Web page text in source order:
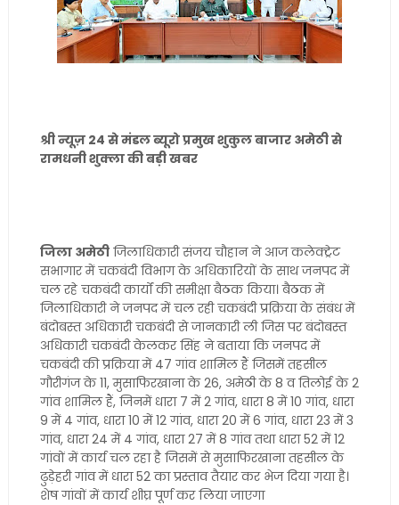
श्री न्यूज़ 24 से मंडल ब्यूरो प्रमुख शुकुल बाजार अमेठी से
रामधनी शुक्ला की बड़ी खबर
जिला अमेठीजिलाधिकारी संजय चौहान ने आज कलेक्ट्रेट
सभागार में चकबंदी विभाग के अधिकारियों के साथ जनपद में
चल रहे चकबंदी कार्यों की समीक्षा बैठक किया। बैठक में
जिलाधिकारी ने जनपद में चल रही चकबंदी प्रक्रिया के संबंध में
बंदोबस्त अधिकारी चकबंदी से जानकारी ली जिस पर बंदोबस्त
अधिकारी चकबंदी केलकर सिंह ने बताया कि जनपद में
चकबंदी की प्रक्रिया में 47 गांव शामिल हैं जिसमें तहसील
गौरीगंज के 11, मुसाफिरखाना के 26, अमेठी के 8 व तिलोई के 2
गांव शामिल हैं, जिनमें धारा 7 में 2 गांव, धारा 8 में 10 गांव, धारा
9 में 4 गांव, धारा 10 में 12 गांव, धारा 20 में 6 गांव, धारा 23 में 3
गांव, धारा 24 में 4 गांव, धारा 27 में 8 गांव तथा धारा 52 में 12
गांवों में कार्य चल रहा है जिसमें से मुसाफिरखाना तहसील के
ढुड़ेहरी गांव में धारा 52 का प्रस्ताव तैयार कर भेज दिया गया है।
शेष गांवों में कार्य शीघ्र पूर्ण कर लिया जाएगा